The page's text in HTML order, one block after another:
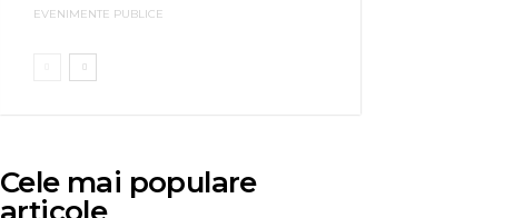
EVENIMENTE PUBLICE
Cele mai populare